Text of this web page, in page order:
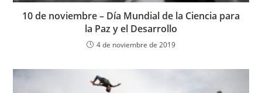
10 de noviembre – Día Mundial de la Ciencia para
la Paz y el Desarrollo
4 de noviembre de 2019